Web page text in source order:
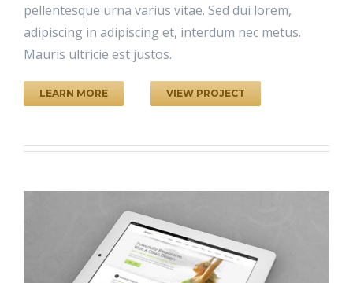
pellentesque urna varius vitae. Sed dui lorem,
adipiscing in adipiscing et, interdum nec metus.
Mauris ultricie est justos.
LEARN MORE VIEW PROJECT